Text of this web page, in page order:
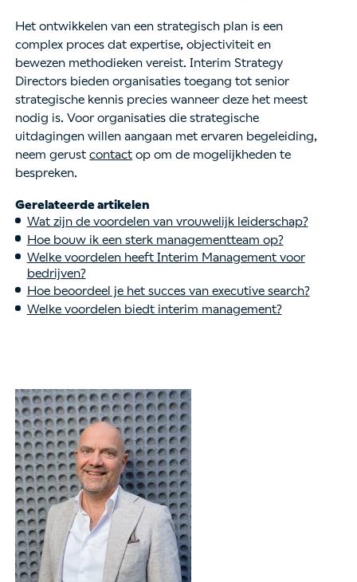
Het ontwikkelen van een strategisch plan is een
complex proces dat expertise, objectiviteit en
bewezen methodieken vereist. Interim Strategy
Directors bieden organisaties toegang tot senior
strategische kennis precies wanneer deze het meest
nodig is. Voor organisaties die strategische
uitdagingen willen aangaan met ervaren begeleiding,
neem gerustcontact op om de mogelijkheden te
bespreken.
Gerelateerde artikelen
Wat zijn de voordelen van vrouwelijk leiderschap?
Hoe bouw ik een sterk managementteam op?
Welke voordelen heeft Interim Management voor
bedrijven?
Hoe beoordeel je het succes van executive search?
Welke voordelen biedt interim management?